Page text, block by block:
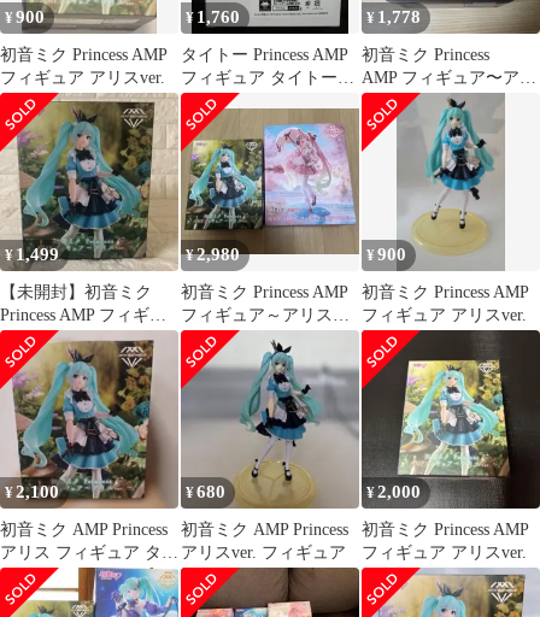
¥900
初音ミク Princess AMP
フィギュア アリスver.
¥ 1,760
タイトー Princess AMP
フィギュア タイトーオ
ンラインクレーン限定
初音ミク ~アリスver.~
(タイクレ限定)
¥ 1,778
初音ミク Princess
AMP フィギュア〜アリ
スver.〜
¥ 1,499
【未開封】初音ミク
Princess AMP フィギュ
ア アリスver.
¥2,980
初音ミク Princess AMP
フィギュア～アリス
ver.、桜ドレスver
¥900
初音ミク Princess AMP
フィギュア アリスver.
¥2,100
初音ミク AMP Princess
アリス フィギュア タイ
トー
¥680
初音ミク AMP Princess
アリスver. フィギュア
¥2,000
初音ミク Princess AMP
フィギュア アリスver.